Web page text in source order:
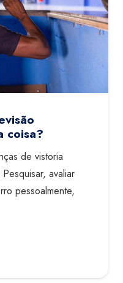
coisa?
de vistoria
avaliar
pessoalmente,